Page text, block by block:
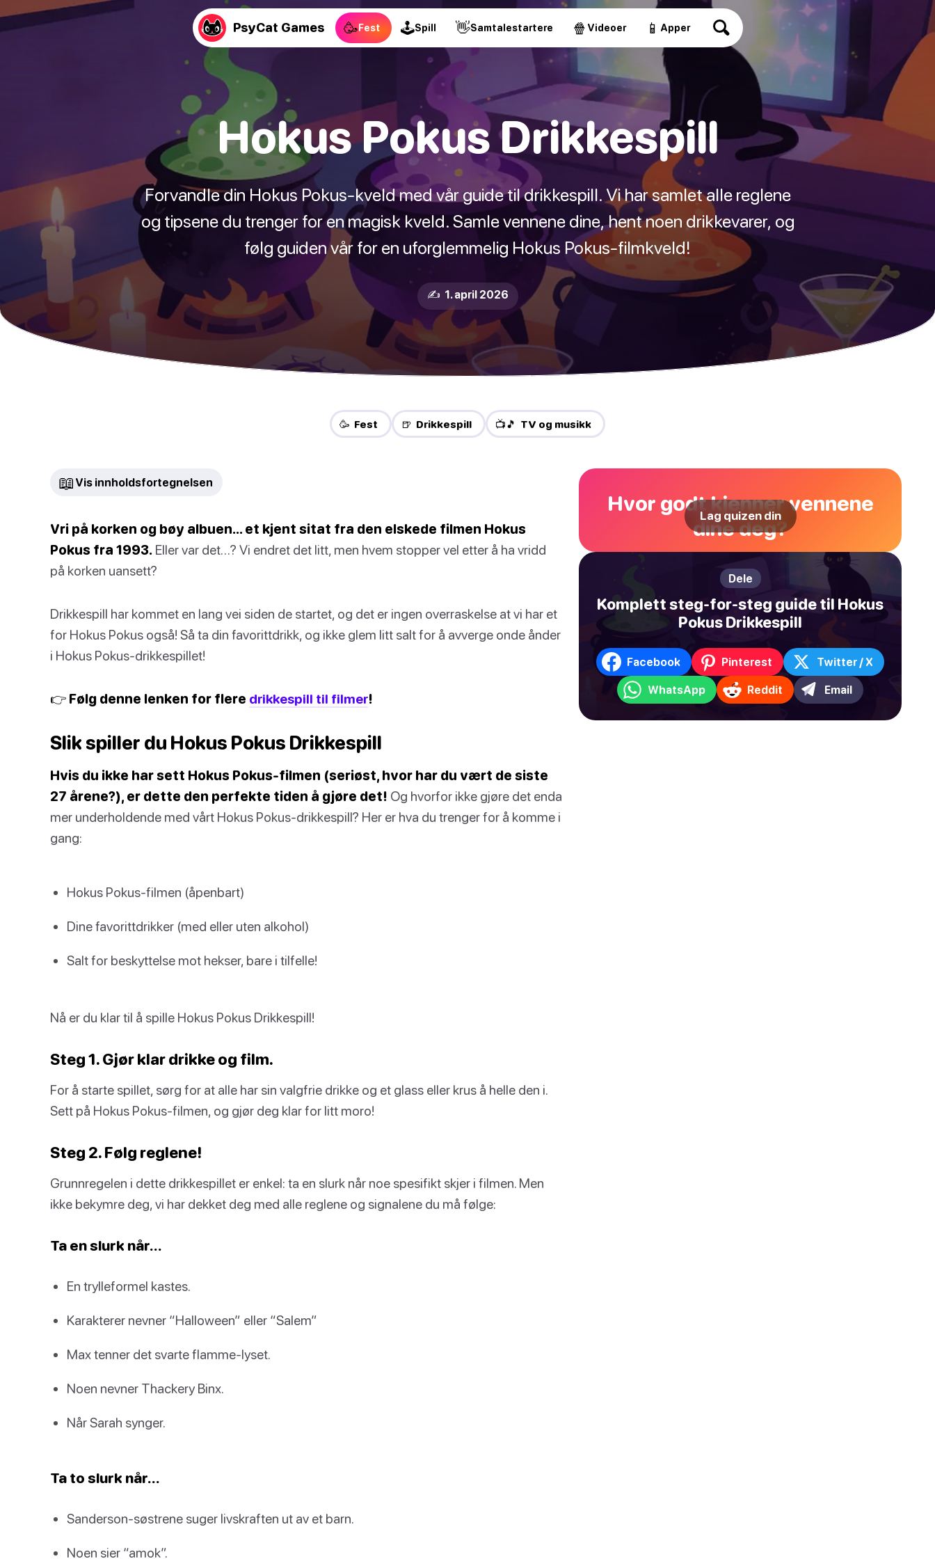
PsyCat Games 🥳Fest 🕹Spill 👋Samtalestartere 🍿 Videoer 📱 Apper
Hokus Pokus Drikkespill
Forvandle din Hokus Pokus-kveld med vår guide til drikkespill. Vi har samlet alle reglene
og tipsene du trenger for en magisk kveld. Samle vennene dine, hent noen drikkevarer, og
følg guiden vår for en uforglemmelig Hokus Pokus-filmkveld!
✍️ 1. april 2026
🥳 Fest 🍺 Drikkespill 📺🎵 TV og musikk
📖 Vis innholdsfortegnelsen
Vri på korken og bøy albuen… et kjent sitat fra den elskede filmen Hokus
Pokus fra 1993. Eller var det…? Vi endret det litt, men hvem stopper vel etter å ha vridd
på korken uansett?
Drikkespill har kommet en lang vei siden de startet, og det er ingen overraskelse at vi har et
for Hokus Pokus også! Så ta din favorittdrikk, og ikke glem litt salt for å avverge onde ånder
i Hokus Pokus-drikkespillet!
👉 Følg denne lenken for flere drikkespill til filmer!
Slik spiller du Hokus Pokus Drikkespill
Hvis du ikke har sett Hokus Pokus-filmen (seriøst, hvor har du vært de siste
27 årene?), er dette den perfekte tiden å gjøre det! Og hvorfor ikke gjøre det enda
mer underholdende med vårt Hokus Pokus-drikkespill? Her er hva du trenger for å komme i
gang:
Hokus Pokus-filmen (åpenbart)
Dine favorittdrikker (med eller uten alkohol)
Salt for beskyttelse mot hekser, bare i tilfelle!
Nå er du klar til å spille Hokus Pokus Drikkespill!
Steg 1. Gjør klar drikke og film.
For å starte spillet, sørg for at alle har sin valgfrie drikke og et glass eller krus å helle den i.
Sett på Hokus Pokus-filmen, og gjør deg klar for litt moro!
Steg 2. Følg reglene!
Grunnregelen i dette drikkespillet er enkel: ta en slurk når noe spesifikt skjer i filmen. Men
ikke bekymre deg, vi har dekket deg med alle reglene og signalene du må følge:
Ta en slurk når…
En trylleformel kastes.
Karakterer nevner “Halloween” eller “Salem”
Max tenner det svarte flamme-lyset.
Noen nevner Thackery Binx.
Når Sarah synger.
Ta to slurk når…
Sanderson-søstrene suger livskraften ut av et barn.
Noen sier “amok”.
Hvor godt kjenner vennene
dine deg?
Lag quizen din
Dele
Komplett steg-for-steg guide til Hokus
Pokus Drikkespill
Facebook Pinterest Twitter / X
WhatsApp Reddit Email